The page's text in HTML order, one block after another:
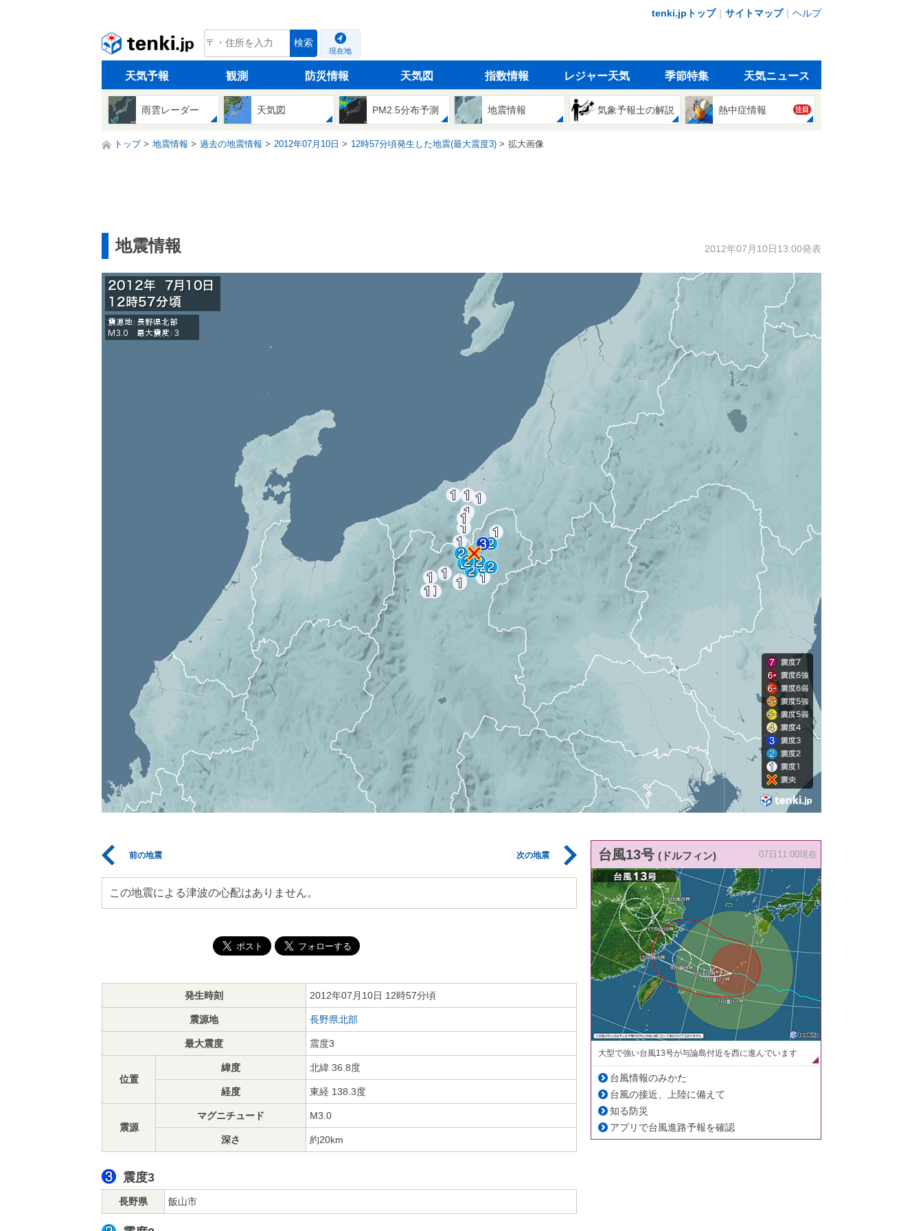
tenki.jpトップ｜ サイトマップ｜ ヘルプ
tenki.jp 検索
現在地
天気予報 観測 防災情報 天気図 指数情報 レジャー天気 季節特集 天気ニュース
雨雲レーダー 天気図 PM2.5分布予測 地震情報 気象予報士の解説 熱中症情報 注目
トップ 地震情報 過去の地震情報 2012年07月10日 12時57分頃発生した地震(最大震度3) 拡大画像
地震情報 2012年07月10日13:00発表
前の地震 次の地震
この地震による津波の心配はありません。
発生時刻 2012年07月10日 12時57分頃
震源地 長野県北部
最大震度 震度3
位置
緯度 北緯 36.8度
経度 東経 138.3度
震源
マグニチュード M3.0
深さ 約20km
震度3
長野県 飯山市
台風13号 (ドルフィン) 07日11:00現在
大型で強い台風13号が与論島付近を西に進んでいます
台風情報のみかた
台風の接近、上陸に備えて
知る防災
アプリで台風進路予報を確認